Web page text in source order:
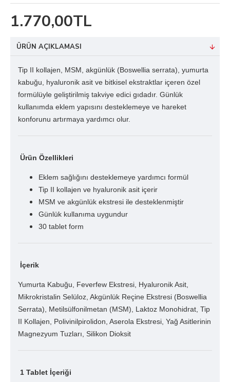
1.770,00TL
ÜRÜN AÇIKLAMASI
Tip II kollajen, MSM, akgünlük (Boswellia serrata), yumurta
kabuğu, hyaluronik asit ve bitkisel ekstraktlar içeren özel
formülüyle geliştirilmiş takviye edici gıdadır. Günlük
kullanımda eklem yapısını desteklemeye ve hareket
konforunu artırmaya yardımcı olur.
Ürün Özellikleri
Eklem sağlığını desteklemeye yardımcı formül
Tip II kollajen ve hyaluronik asit içerir
MSM ve akgünlük ekstresi ile desteklenmiştir
Günlük kullanıma uygundur
30 tablet form
İçerik
Yumurta Kabuğu, Feverfew Ekstresi, Hyaluronik Asit,
Mikrokristalin Selüloz, Akgünlük Reçine Ekstresi (Boswellia
Serrata), Metilsülfonilmetan (MSM), Laktoz Monohidrat, Tip
II Kollajen, Polivinilpirolidon, Aserola Ekstresi, Yağ Asitlerinin
Magnezyum Tuzları, Silikon Dioksit
1 Tablet İçeriği